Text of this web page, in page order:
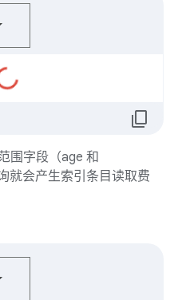
在
content_copy
围字段（age 和
就会产生索引条目读取费